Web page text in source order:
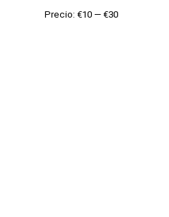
Precio
Precio
Precio: €10 — €30